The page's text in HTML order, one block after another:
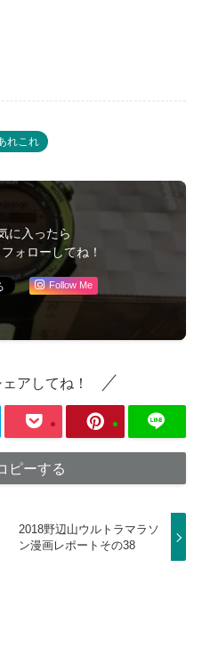
れこれ
に入ったら
ォローしてね！
Follow Me
アしてね！
ピーする
2018野辺山ウルトラマラソ
ン漫画レポートその38